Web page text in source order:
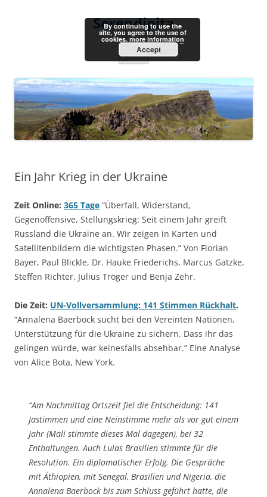
Serendipita
Menu
Ein Jahr Krieg in der Ukraine
Zeit Online: 365 Tage “Überfall, Widerstand,
Gegenoffensive, Stellungskrieg: Seit einem Jahr greift
Russland die Ukraine an. Wir zeigen in Karten und
Satellitenbildern die wichtigsten Phasen.” Von Florian
Bayer, Paul Blickle, Dr. Hauke Friederichs, Marcus Gatzke,
Steffen Richter, Julius Tröger und Benja Zehr.
Die Zeit: UN-Vollversammlung: 141 Stimmen Rückhalt.
“Annalena Baerbock sucht bei den Vereinten Nationen,
Unterstützung für die Ukraine zu sichern. Dass ihr das
gelingen würde, war keinesfalls absehbar.” Eine Analyse
von Alice Bota, New York.
“Am Nachmittag Ortszeit fiel die Entscheidung: 141
Jastimmen und eine Neinstimme mehr als vor gut einem
Jahr (Mali stimmte dieses Mal dagegen), bei 32
Enthaltungen. Auch Lulas Brasilien stimmte für die
Resolution. Ein diplomatischer Erfolg. Die Gespräche
mit Äthiopien, mit Senegal, Brasilien und Nigeria, die
Annalena Baerbock bis zum Schluss geführt hatte, die
By continuing to use the
site, you agree to the use of
cookies. more information
Accept